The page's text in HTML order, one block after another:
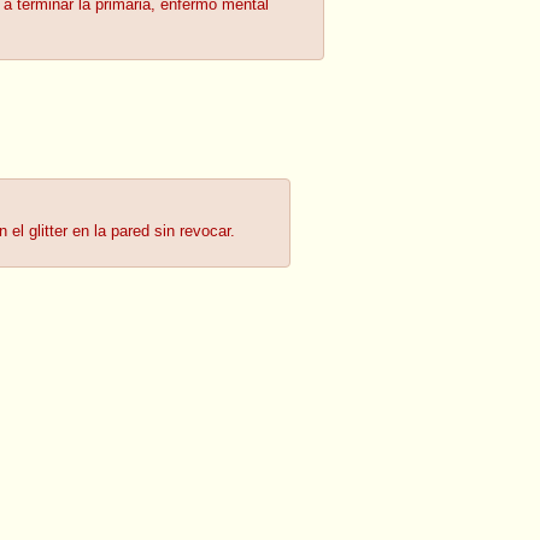
terminar la primaria, enfermo mental
el glitter en la pared sin revocar.